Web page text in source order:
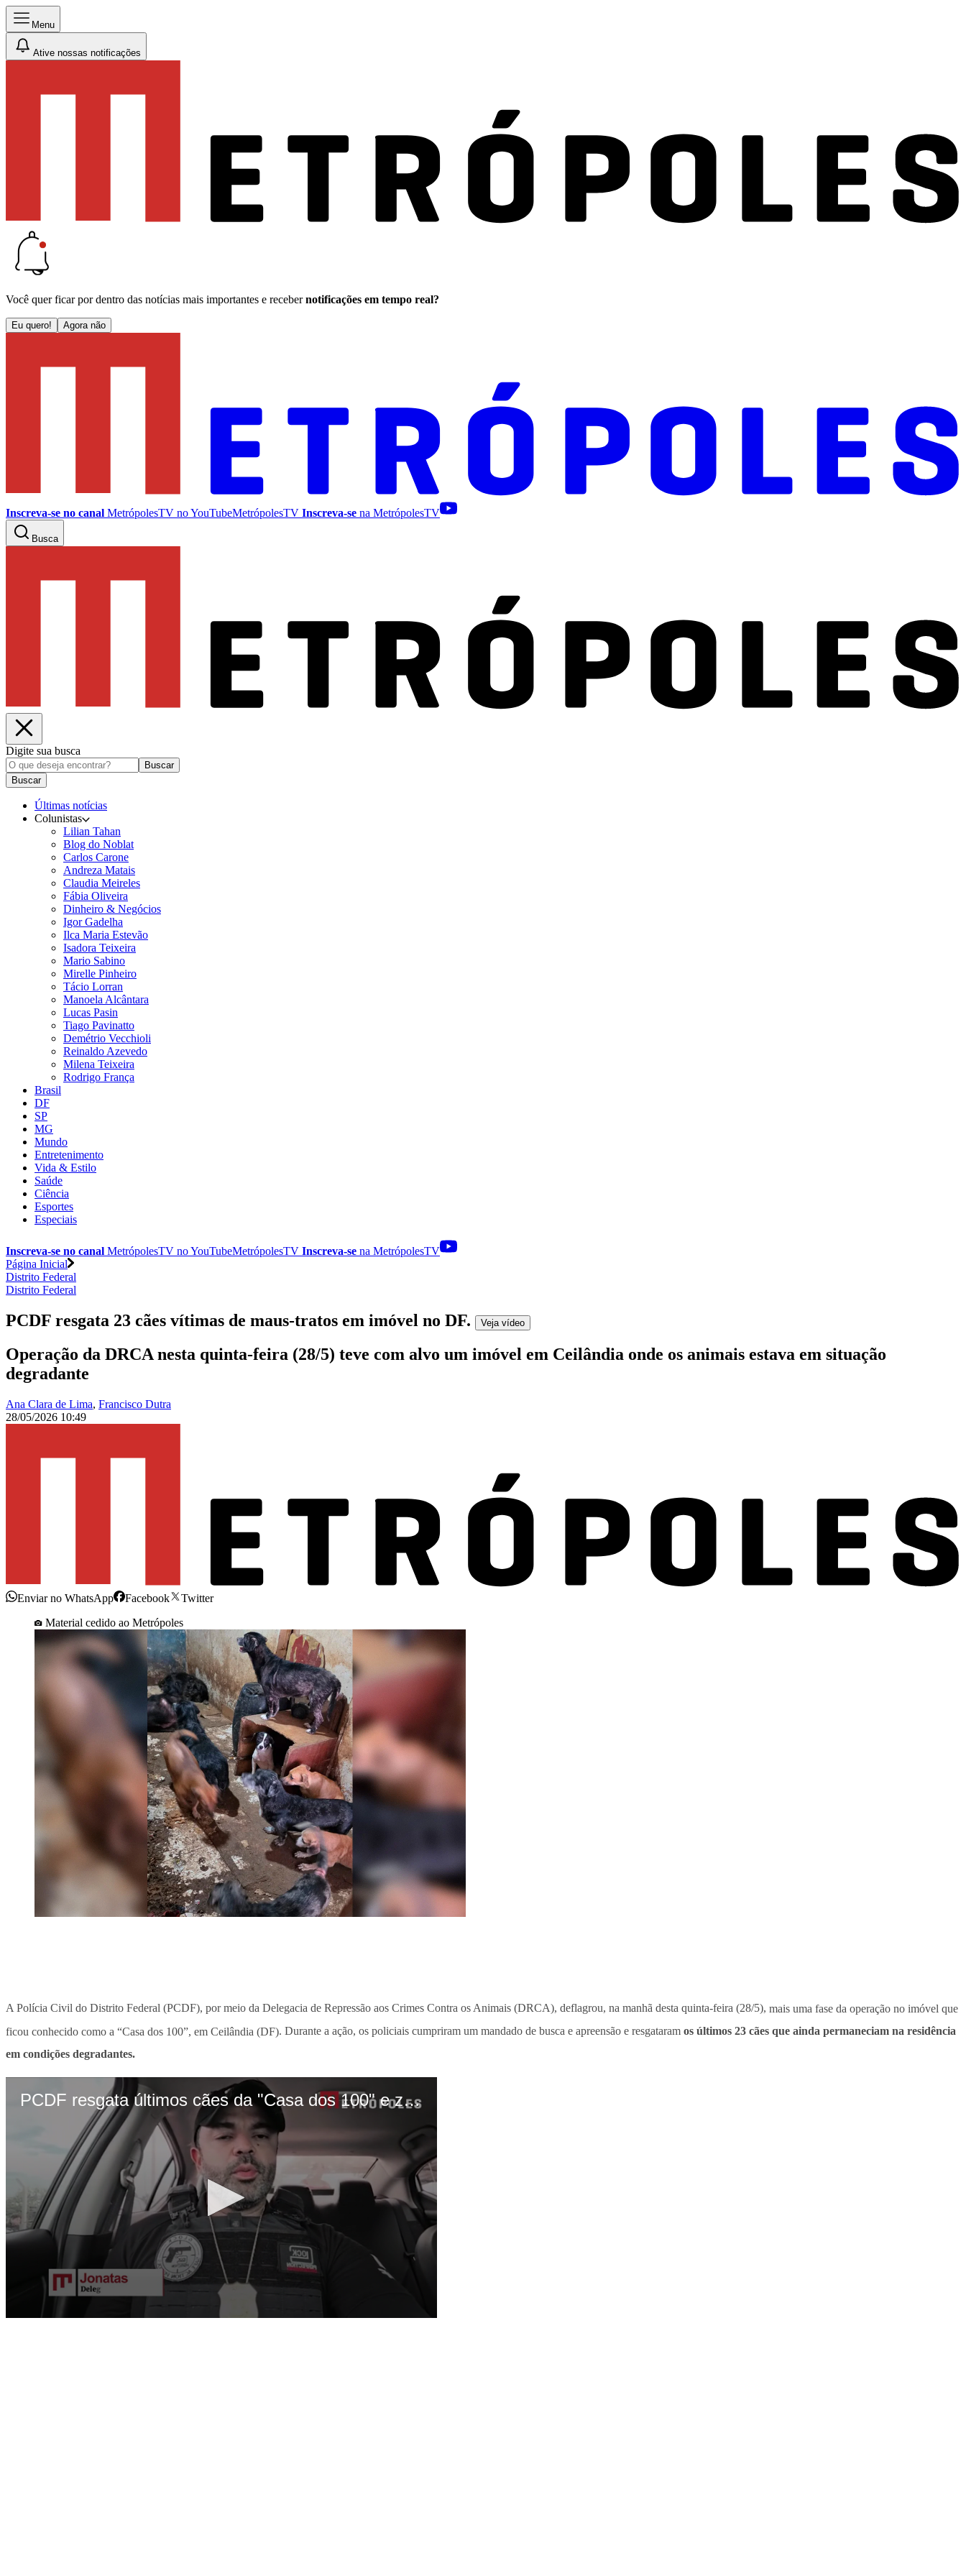
Menu
Ative nossas notificações
Você quer ficar por dentro das notícias mais importantes e receber notificações em tempo real?
Eu quero! Agora não
Inscreva-se no canal MetrópolesTV noYouTubeMetrópolesTV Inscreva-se na MetrópolesTV
Busca
Digite sua busca
Buscar
Buscar
Últimas notícias
Colunistas
Lilian Tahan
Blog do Noblat
Carlos Carone
Andreza Matais
Claudia Meireles
Fábia Oliveira
Dinheiro & Negócios
Igor Gadelha
Ilca Maria Estevão
Isadora Teixeira
Mario Sabino
Mirelle Pinheiro
Tácio Lorran
Manoela Alcântara
Lucas Pasin
Tiago Pavinatto
Demétrio Vecchioli
Reinaldo Azevedo
Milena Teixeira
Rodrigo França
Brasil
DF
SP
MG
Mundo
Entretenimento
Vida & Estilo
Saúde
Ciência
Esportes
Especiais
Inscreva-se no canal MetrópolesTV noYouTubeMetrópolesTV Inscreva-se na MetrópolesTV
Página Inicial
Distrito Federal
Distrito Federal
PCDF resgata 23 cães vítimas de maus-tratos em imóvel no DF. Veja vídeo
Operação da DRCA nesta quinta-feira (28/5) teve com alvo um imóvel em Ceilândia onde os animais estava em situação
degradante
Ana Clara de Lima, Francisco Dutra
28/05/2026 10:49
Enviar no WhatsApp Facebook
Twitter
Material cedido ao Metrópoles
A Polícia Civil do Distrito Federal (PCDF), por meio da Delegacia de Repressão aos Crimes Contra os Animais (DRCA), deflagrou, na manhã desta quinta-feira (28/5), mais uma fase da operação no imóvel que
ficou conhecido como a “Casa dos 100”, em Ceilândia (DF). Durante a ação, os policiais cumpriram um mandado de busca e apreensão e resgataram os últimos 23 cães que ainda permaneciam na residência
em condições degradantes.